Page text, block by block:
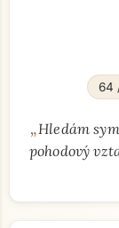
64
„Hledám
pohodový